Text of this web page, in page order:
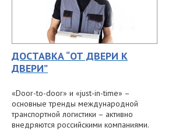
ДОСТАВКА “ОТ ДВЕРИ К
ДВЕРИ”
«Door-to-door» и «just-in-time» –
основные тренды международной
транспортной логистики – активно
внедряются российскими компаниями.